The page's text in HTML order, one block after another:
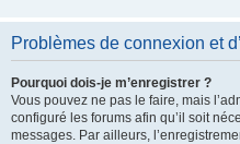
Problèmes de connexion et
Pourquoi dois-je m’enregistrer ?
Vous pouvez ne pas le faire, mais
configuré les forums afin qu’il soit
messages. Par ailleurs,